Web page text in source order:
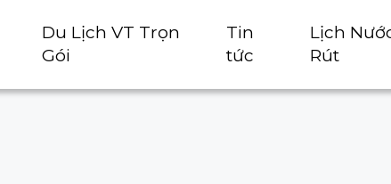
Du Lịch VT Trọn
Gói
Tin
tức
Lịch
Rút